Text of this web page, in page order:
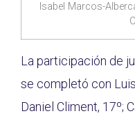
Isabel Marcos-
La participación de
se completó con
Daniel Climent, 17º;